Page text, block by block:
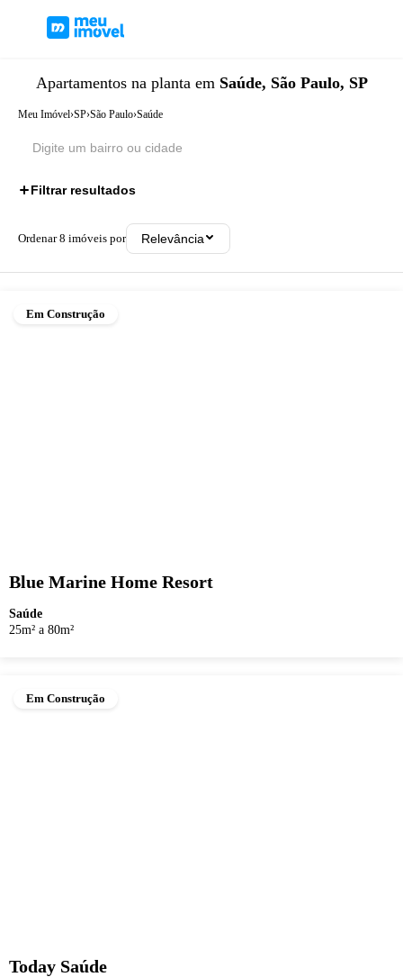
Apartamentos na planta em Saúde, São Paulo, SP
Meu Imóvel›SP›São Paulo›Saúde
Filtrar resultados
Ordenar8 imóveis por Relevância
Em Construção
Blue Marine Home Resort
Saúde
25m² a 80m²
Em Construção
Today Saúde